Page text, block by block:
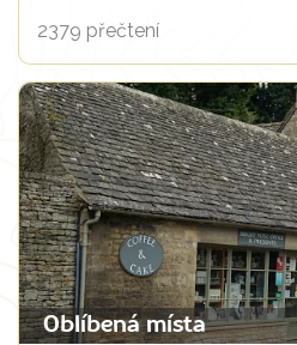
2379 přečtení
Oblíbená místa